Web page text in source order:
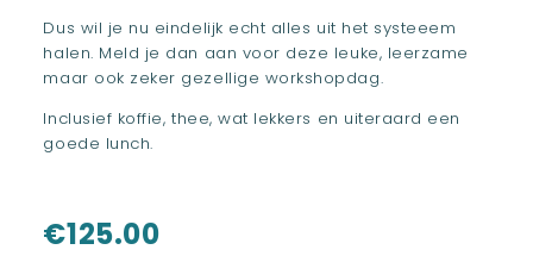
Dus wil je nu eindelijk echt alles uit het systeeem
halen. Meld je dan aan voor deze leuke, leerzame
maar ook zeker gezellige workshopdag.
Inclusief koffie, thee, wat lekkers en uiteraard een
goede lunch.
€125.00